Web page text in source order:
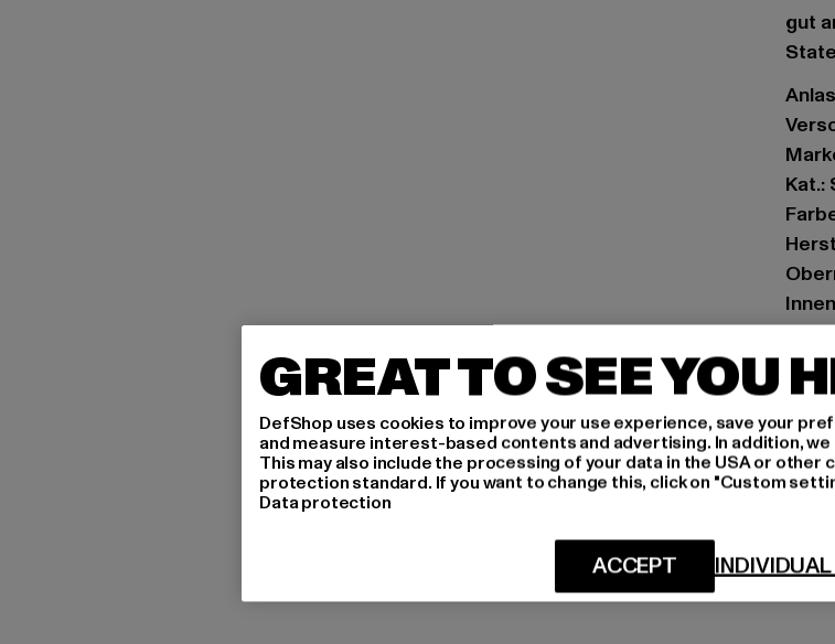
gut
Kat.:
GREAT TO SEE YOU
DefShop uses cookies to improve your use experience, save your
and measure interest-based contents and advertising. In addition,
This may also include the processing of your data in the USA or other
protection standard. If you want to change this, click on "Custom
Data protection
ACCEPT